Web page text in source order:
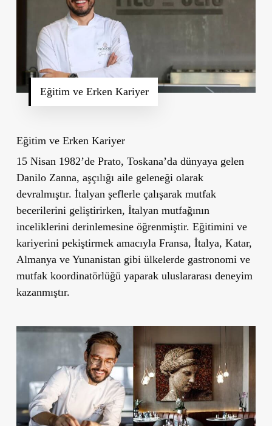
Eğitim ve Erken Kariyer
Eğitim ve Erken Kariyer
15 Nisan 1982’de Prato, Toskana’da dünyaya gelen
Danilo Zanna, aşçılığı aile geleneği olarak
devralmıştır. İtalyan şeflerle çalışarak mutfak
becerilerini geliştirirken, İtalyan mutfağının
inceliklerini derinlemesine öğrenmiştir. Eğitimini ve
kariyerini pekiştirmek amacıyla Fransa, İtalya, Katar,
Almanya ve Yunanistan gibi ülkelerde gastronomi ve
mutfak koordinatörlüğü yaparak uluslararası deneyim
kazanmıştır.